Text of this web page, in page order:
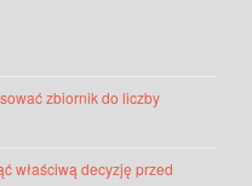
zbiornik do liczby
właściwą decyzję przed